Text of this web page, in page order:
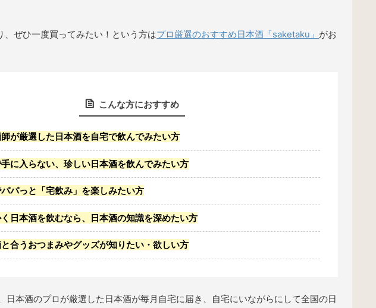
、ぜひ一度買ってみたい！という方はプロ厳選のおすすめ日本酒「saketaku」 がお
こんな方におすすめ
が厳選した日本酒を自宅で飲んでみたい方
に入らない、珍しい日本酒を飲んでみたい方
パっと「宅飲み」を楽しみたい方
日本酒を飲むなら、日本酒の知識を深めたい方
と合うおつまみやグッズが知りたい・欲しい方
日本酒のプロが厳選した日本酒が毎月自宅に届き、自宅にいながらにして全国の日